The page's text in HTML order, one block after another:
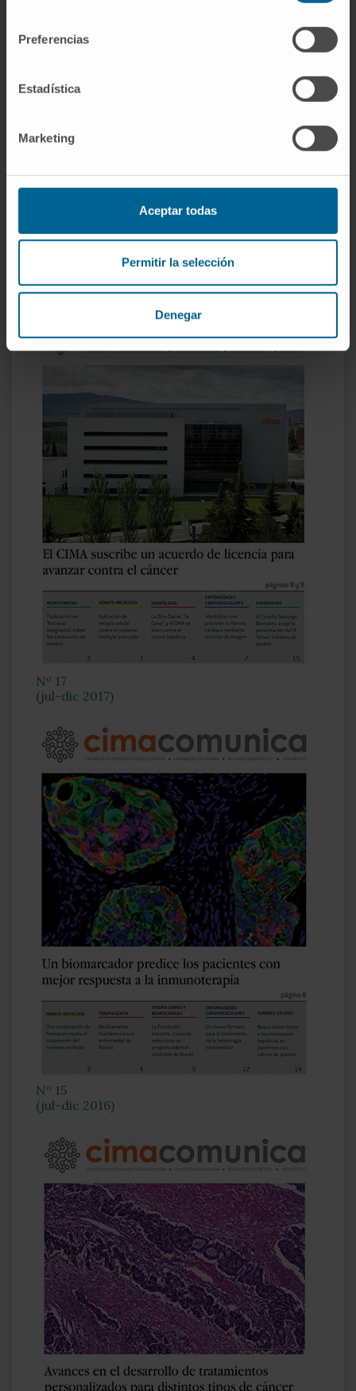
Preferencias
Estadística
Marketing
Aceptar todas
Permitir la selección
Denegar
(ene-jun 2018)
Nº 17
(jul-dic 2017)
Nº 15
(jul-dic 2016)